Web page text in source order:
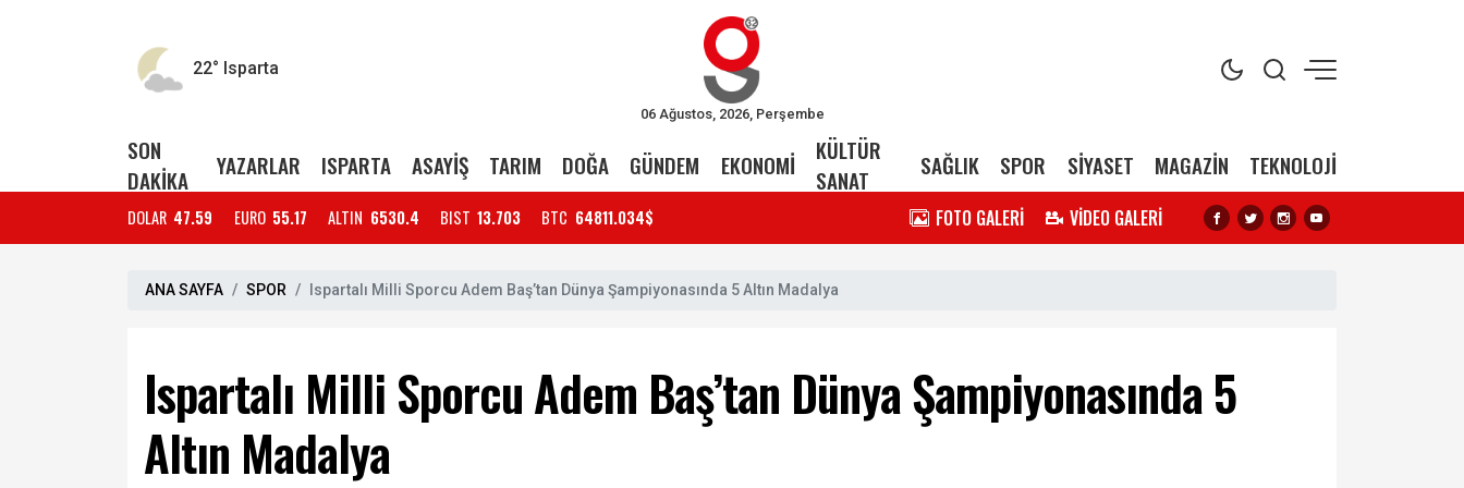
22° Isparta
06 Ağustos, 2026, Perşembe
SON
DAKİKA
YAZARLAR ISPARTA ASAYİŞ TARIM DOĞA GÜNDEM EKONOMİ
KÜLTÜR
SANAT
SAĞLIK SPOR SİYASET MAGAZİN TEKNOLOJİ
DOLAR 47.59 EURO 55.17 ALTIN 6530.4 BIST 13.703 BTC 64811.034$ FOTO GALERİ VİDEO GALERİ
ANA SAYFA SPOR Ispartalı Milli Sporcu Adem Baş’tan Dünya Şampiyonasında 5 Altın Madalya
Ispartalı Milli Sporcu Adem Baş’tan Dünya Şampiyonasında 5
Altın Madalya